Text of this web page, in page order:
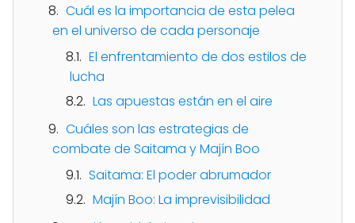
Cuál es la importancia de esta pelea
en el universo de cada personaje
El enfrentamiento de dos estilos de
lucha
Las apuestas están en el aire
Cuáles son las estrategias de
combate de Saitama y Majín Boo
Saitama: El poder abrumador
Majín Boo: La imprevisibilidad